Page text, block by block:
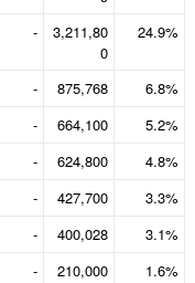
-
3,211,80
0
24.9%
- 875,768
6.8%
- 664,100
5.2%
- 624,800
4.8%
- 427,700
3.3%
- 400,028
3.1%
- 210,000
1.6%